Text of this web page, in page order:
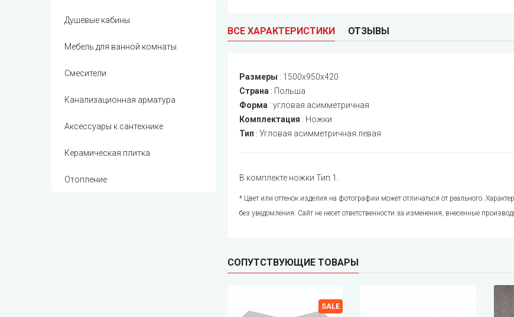
Душевые кабины
Мебель для ванной комнаты
Смесители
Канализационная арматура
Аксессуары к сантехнике
Керамическая плитка
Отопление
ВСЕ ХАРАКТЕРИСТИКИ ОТЗЫВЫ
Размеры : 1500x950x420
Страна : Польша
Форма : угловая асимметричная
Комплектация : Ножки
Тип : Угловая асимметричная левая
В комплекте ножки Тип 1.
* Цвет или оттенок изделия на фотографии может отличаться от реального.
без уведомления. Сайт не несет ответственности за изменения, внесенные
СОПУТСТВУЮЩИЕ ТОВАРЫ
SALE